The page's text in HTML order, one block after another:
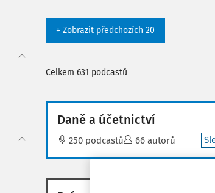
+ Zobrazit předchozích 20
Celkem 631 podcastů
Daně a účetnictví
250 podcastů 66 autorů